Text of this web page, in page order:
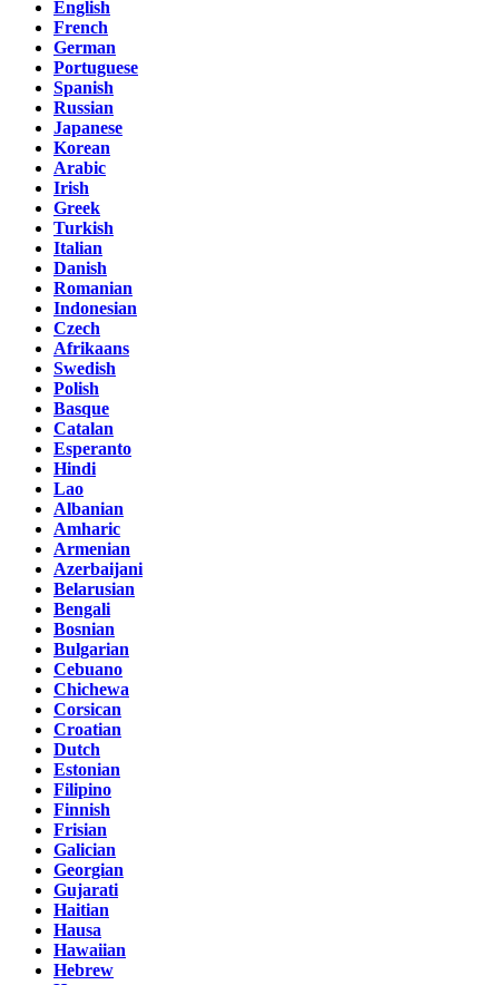
English
French
German
Portuguese
Spanish
Russian
Japanese
Korean
Arabic
Irish
Greek
Turkish
Italian
Danish
Romanian
Indonesian
Czech
Afrikaans
Swedish
Polish
Basque
Catalan
Esperanto
Hindi
Lao
Albanian
Amharic
Armenian
Azerbaijani
Belarusian
Bengali
Bosnian
Bulgarian
Cebuano
Chichewa
Corsican
Croatian
Dutch
Estonian
Filipino
Finnish
Frisian
Galician
Georgian
Gujarati
Haitian
Hausa
Hawaiian
Hebrew